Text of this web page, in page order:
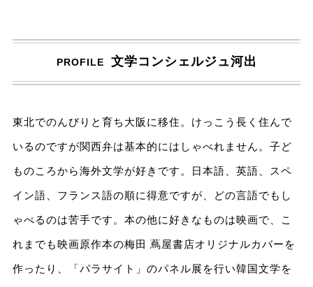
PROFILE 文学コンシェルジュ河出
東北でのんびりと育ち大阪に移住。けっこう長く住んで
いるのですが関西弁は基本的にはしゃべれません。子ど
ものころから海外文学が好きです。日本語、英語、スペ
イン語、フランス語の順に得意ですが、どの言語でもし
ゃべるのは苦手です。本の他に好きなものは映画で、こ
れまでも映画原作本の梅田 蔦屋書店オリジナルカバーを
作ったり、「パラサイト」のパネル展を行い韓国文学を